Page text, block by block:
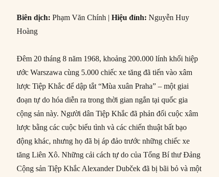
Biên dịch: Phạm Văn Chính |Hiệu đính: Nguyễn Huy
Hoàng
Đêm 20 tháng 8 năm 1968, khoảng 200.000 lính khối hiệp
ước Warszawa cùng 5.000 chiếc xe tăng đã tiến vào xâm
lược Tiệp Khắc để dập tắt “Mùa xuân Praha” – một giai
đoạn tự do hóa diễn ra trong thời gian ngắn tại quốc gia
cộng sản này. Người dân Tiệp Khắc đã phản đối cuộc xâm
lược bằng các cuộc biểu tình và các chiến thuật bất bạo
động khác, nhưng họ đã bị áp đảo trước những chiếc xe
tăng Liên Xô. Những cải cách tự do của Tổng Bí thư Đảng
Cộng sản Tiệp Khắc Alexander Dubček đã bị bãi bỏ và một